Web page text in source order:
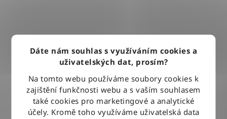
Dáte nám souhlas s využíváním cookies a
uživatelských dat, prosím?
Na tomto webu používáme soubory cookies k
zajištění funkčnosti webu a s vaším souhlasem
také cookies pro marketingové a analytické
účely. Kromě toho využíváme uživatelská data